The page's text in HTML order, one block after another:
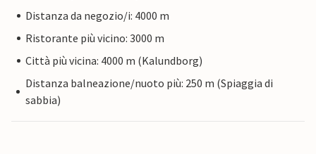
Distanza da negozio/i: 4000 m
Ristorante più vicino: 3000 m
Città più vicina: 4000 m (Kalundborg)
Distanza balneazione/nuoto più: 250 m (Spiaggia di
sabbia)